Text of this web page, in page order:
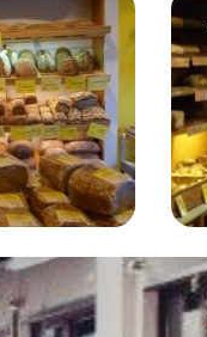
dans la
de Berlin.
choix de
aux